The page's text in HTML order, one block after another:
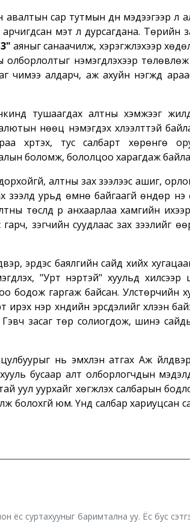
сар тутмын дүн мэдээгээр л
мэт үл дурсагдана. Төрийн
аяныг санаачилж, хэрэгжүүлэхээр
олборлолтыг нэмэгдүүлэхээр
чимээ алдарч, аж ахуйн нэгжүүд
тушаагдах алтны хэмжээг
нөөц нэмэгдэх хүлээлттэй
хүртэх, тус салбарт хөрөнгө
боломж, бололцоо харагдаж
алтны зах зээлээс ашиг,
урьд өмнө байгаагүй өндөр үнэ
төслүүд рүү анхаарлаа хамгийн
үзэгчийн суудлаас зах зээлийг
эрдэс баялгийн сайд хийх
"Урт нэртэй" хуульд
бодож гаргаж байсан. Улстөрчийн
нэр хүндийн эрсдэлийг хүлээн
Гэвч засаг төр солиогдож, шинэ
нь эмхлэн атгах Аж
бусаар алт олборлогчдын
уул уурхайг хөгжүүлэх салбарын
болохгүй юм. Үүнд салбар
ёс суртахууныг баримтална уу. Ёс бус